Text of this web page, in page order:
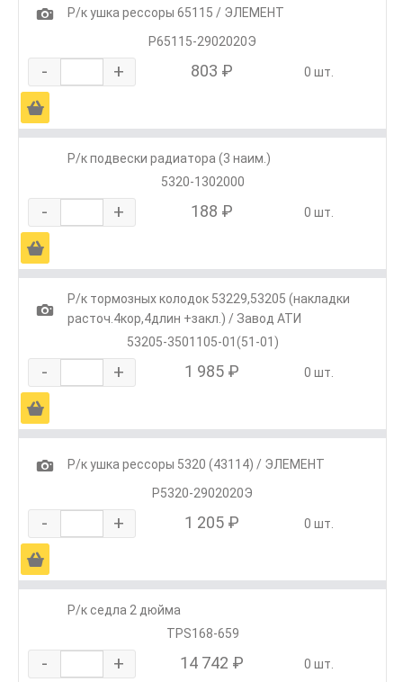
1
Р/к ушка рессоры 65115 / ЭЛЕМЕНТ
Р65115-2902020Э
- + 803 ₽ 0 шт.
Ä
Р/к подвески радиатора (3 наим.)
5320-1302000
- + 188 ₽ 0 шт.
Ä
1
Р/к тормозных колодок 53229,53205 (накладки
расточ.4кор,4длин +закл.) / Завод АТИ
53205-3501105-01(51-01)
- + 1 985 ₽ 0 шт.
Ä
1
Р/к ушка рессоры 5320 (43114) / ЭЛЕМЕНТ
Р5320-2902020Э
- + 1 205 ₽ 0 шт.
Ä
Р/к седла 2 дюйма
TPS168-659
- + 14 742 ₽ 0 шт.